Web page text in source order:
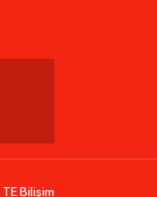
TE Bilişim